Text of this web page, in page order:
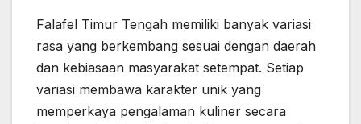
Falafel Timur Tengah memiliki banyak variasi
rasa yang berkembang sesuai dengan daerah
dan kebiasaan masyarakat setempat. Setiap
variasi membawa karakter unik yang
memperkaya pengalaman kuliner secara